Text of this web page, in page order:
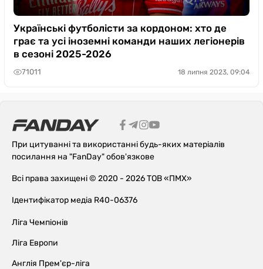
Українські футболісти за кордоном: хто де
грає та усі іноземні команди наших легіонерів
в сезоні 2025-2026
71011 18 липня 2023, 09:04
При цитуванні та використанні будь-яких матеріалів
посилання на "FanDay" обов'язкове
Всі права захищені © 2020 - 2026 ТОВ «ПМХ»
Ідентифікатор медіа R40-06376
Ліга Чемпіонів
Ліга Европи
Англія Прем'єр-ліга